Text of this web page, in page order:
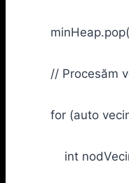
// Procesăm
for (auto vecin
int nodVecin